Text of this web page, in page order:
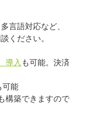
言語対応など、
ください。
導入 も可能。決済
可能
構築できますので